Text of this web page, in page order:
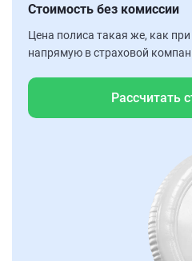
Стоимость без комиссии
Цена полиса такая же, как
напрямую в страховой
Рассчитать